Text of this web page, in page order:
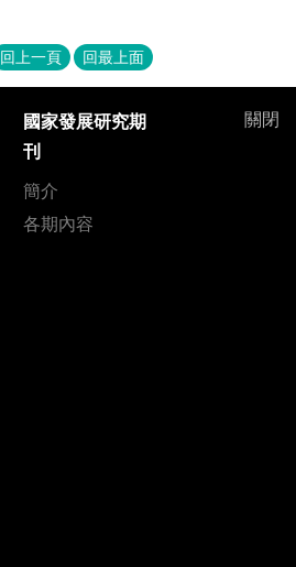
回上一頁 回最上面
關閉
國家發展研究期
刊
簡介
各期內容